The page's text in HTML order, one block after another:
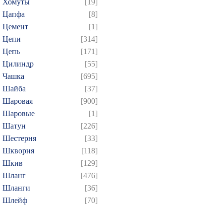
Хомуты
[19]
Цапфа
[8]
Цемент
[1]
Цепи
[314]
Цепь
[171]
Цилиндр
[55]
Чашка
[695]
Шайба
[37]
Шаровая
[900]
Шаровые
[1]
Шатун
[226]
Шестерня
[33]
Шкворня
[118]
Шкив
[129]
Шланг
[476]
Шланги
[36]
Шлейф
[70]